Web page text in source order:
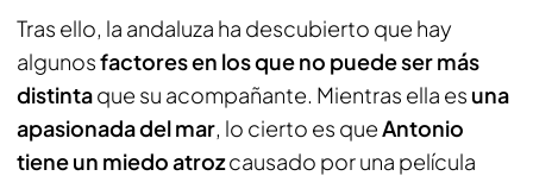
Tras ello, la andaluza ha descubierto que hay
algunosfactores en los que no puede ser más
distintaque su acompañante. Mientras ella es una
apasionada del mar, lo cierto es queAntonio
tiene un miedo atrozcausado por una película